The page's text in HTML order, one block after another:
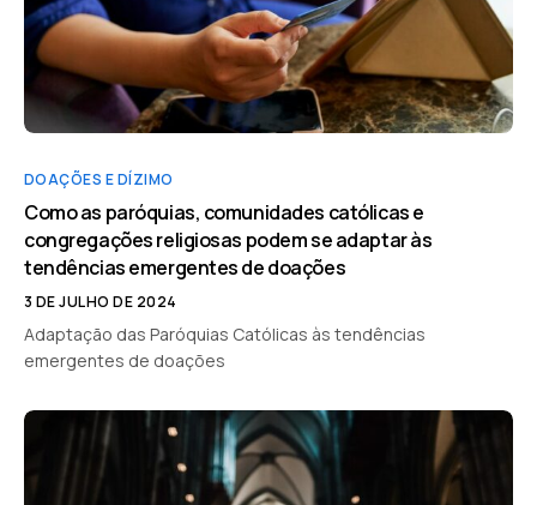
DOAÇÕES E DÍZIMO
Como as paróquias, comunidades católicas e
congregações religiosas podem se adaptar às
tendências emergentes de doações
3 DE JULHO DE 2024
Adaptação das Paróquias Católicas às tendências
emergentes de doações